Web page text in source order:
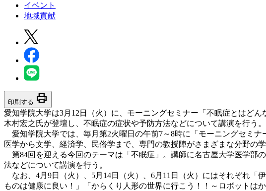
イベント
地域貢献
印刷する print
愛知学院大学は3月12日（火）に、モーニングセミナー「不眠症とはど
木村宏之氏が登壇し、不眠症の症状や予防方法などについて講演を行う
愛知学院大学では、毎月第2火曜日の午前7～8時に「モーニングセミ
医学から文学、経済学、民俗学まで、専門の教授陣がさまざまな分野の
第84回を迎える今回のテーマは「不眠症」。講師に名古屋大学医学部
法などについて講演を行う。
なお、4月9日（火）、5月14日（火）、6月11日（火）にはそれぞれ「
ものは健康に良い！」「からくり人形の世界に行こう！！～ロボットは